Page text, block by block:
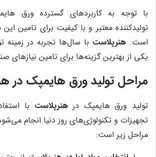
با توجه به کاربردهای گسترده ورق
تولیدکننده معتبر و با کیفیت برای تامین
است. هنرپلاست با سال‌ها تجربه در زمینه
یکی از بهترین گزینه‌ها برای تامین
مراحل تولید ورق هایمپک در
تولید ورق هایمپک درهنرپلاست با
تجهیزات و تکنولوژی‌های روز دنیا انجام
مراحل زیر است: